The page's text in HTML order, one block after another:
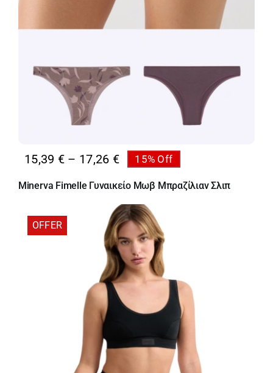
15,39 € – 17,26 €Price
15,39 €
through
17,26 €
15% Off
Minerva Fimelle Γυναικείο Μωβ Μπραζίλιαν Σλιπ
OFFER